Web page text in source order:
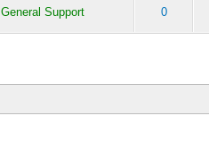
General Support 0